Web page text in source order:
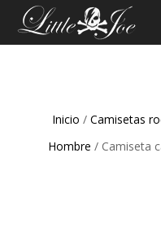
Inicio / Camisetas
Hombre / Camiseta